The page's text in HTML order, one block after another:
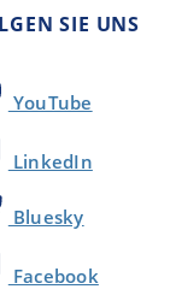
SIE UNS
YouTube
LinkedIn
Bluesky
Facebook